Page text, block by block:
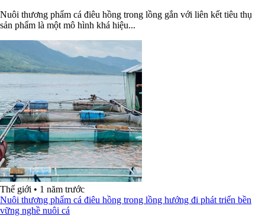
Nuôi thương phẩm cá điêu hồng trong lồng gắn với liên kết tiêu thụ
sản phẩm là một mô hình khá hiệu...
Thế giới • 1 năm trước
Nuôi thương phẩm cá điêu hồng trong lồng hướng đi phát triển bền
vững nghề nuôi cá